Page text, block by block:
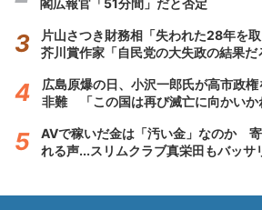
閣広報官「51分間」だと否定
片山さつき財務相「失われた28年を
芥川賞作家「自民党の大失政の結果だ
広島原爆の日、小沢一郎氏が高市政
非難 「この国は再び滅亡に向かいか
AVで稼いだ金は「汚い金」なのか
れる声...スリムクラブ真栄田もバッサ